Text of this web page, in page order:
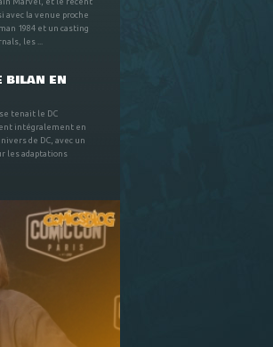
avec la venue proche
1984 et un casting
les ...
BILAN EN
tenait le DC
intégralement en
de DC, avec un
les adaptations